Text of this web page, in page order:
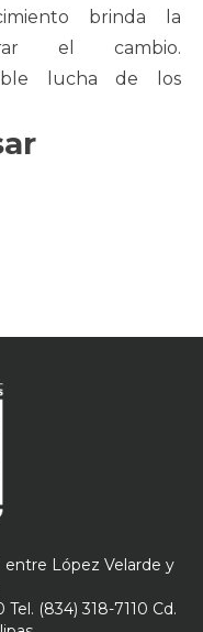
brinda la
el cambio.
lucha de los
entre López Velarde y
(834) 318-7110 Cd.